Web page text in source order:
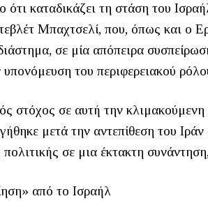
καταδικάζει τη στάση του
Μπαχτσελί, που, όπως και ο
σε μία απόπειρα
του περιφερειακού
στόχος σε αυτή την
μετά την αντεπίθεση του
πολιτικής σε μια έκτακτη
από το Ισραήλ